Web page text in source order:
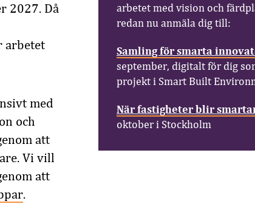
arbetet med vision och
redan nu anmäla dig till:
Samling för smarta
september, digitalt för dig
projekt i Smart Built
När fastigheter blir
oktober i Stockholm
2027. Då
arbetet
med
och
att
Vi vill
att
.